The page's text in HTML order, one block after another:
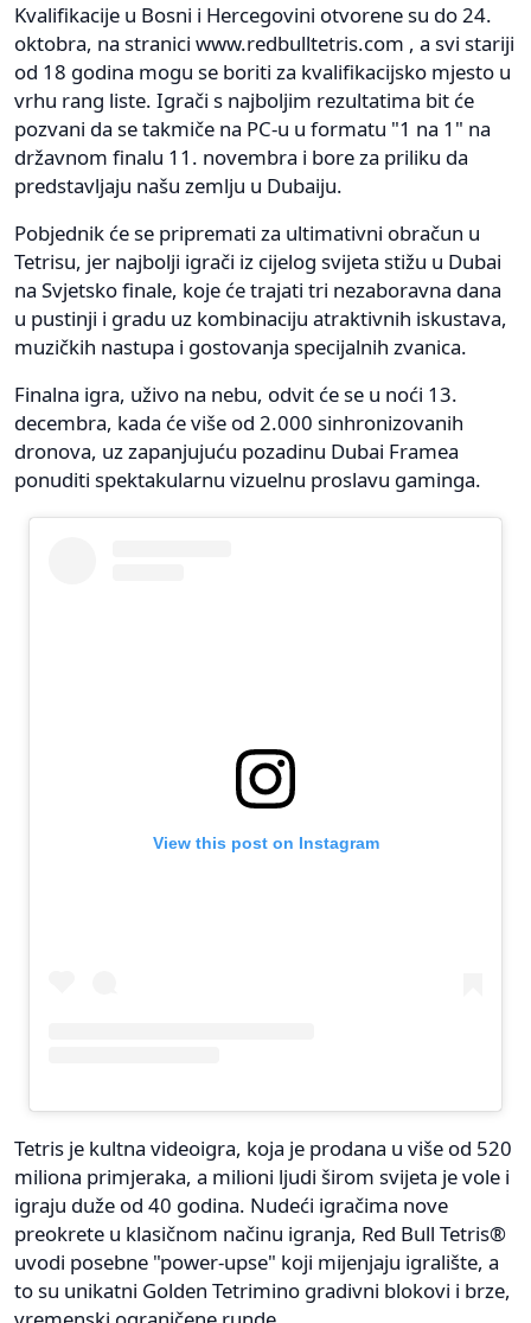
Kvalifikacije u Bosni i Hercegovini otvorene su do 24.
oktobra, na stranici www.redbulltetris.com , a svi stariji
od 18 godina mogu se boriti za kvalifikacijsko mjesto u
vrhu rang liste. Igrači s najboljim rezultatima bit će
pozvani da se takmiče na PC-u u formatu "1 na 1" na
državnom finalu 11. novembra i bore za priliku da
predstavljaju našu zemlju u Dubaiju.
Pobjednik će se pripremati za ultimativni obračun u
Tetrisu, jer najbolji igrači iz cijelog svijeta stižu u Dubai
na Svjetsko finale, koje će trajati tri nezaboravna dana
u pustinji i gradu uz kombinaciju atraktivnih iskustava,
muzičkih nastupa i gostovanja specijalnih zvanica.
Finalna igra, uživo na nebu, odvit će se u noći 13.
decembra, kada će više od 2.000 sinhronizovanih
dronova, uz zapanjujuću pozadinu Dubai Framea
ponuditi spektakularnu vizuelnu proslavu gaminga.
View this post on Instagram
Tetris je kultna videoigra, koja je prodana u više od 520
miliona primjeraka, a milioni ljudi širom svijeta je vole i
igraju duže od 40 godina. Nudeći igračima nove
preokrete u klasičnom načinu igranja, Red Bull Tetris®
uvodi posebne "power-upse" koji mijenjaju igralište, a
to su unikatni Golden Tetrimino gradivni blokovi i brze,